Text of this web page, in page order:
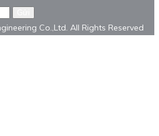
Co.,Ltd. All Rights Reserved